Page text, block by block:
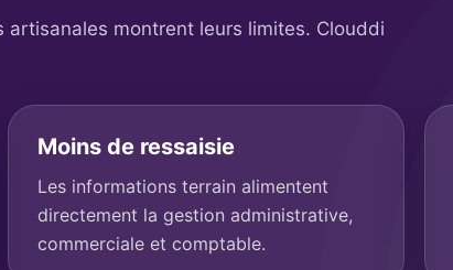
artisanales montrent leurs limites. Clouddi
Moins de ressaisie
Les informations terrain alimentent
directement la gestion administrative,
commerciale et comptable.